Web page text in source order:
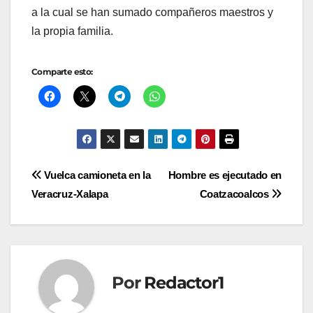
a la cual se han sumado compañeros maestros y
la propia familia.
Comparte esto:
Navegación
Hombre es ejecutado en
Coatzacoalcos
Vuelca camioneta en la
Veracruz-Xalapa
Por Redactor1